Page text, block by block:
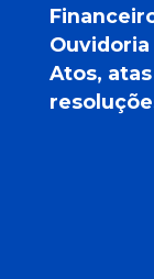
Ouvidoria
Atos,